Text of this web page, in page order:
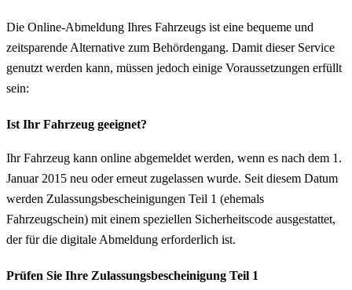
Die Online-Abmeldung Ihres Fahrzeugs ist eine bequeme und
zeitsparende Alternative zum Behördengang. Damit dieser Service
genutzt werden kann, müssen jedoch einige Voraussetzungen erfüllt
sein:
Ist Ihr Fahrzeug geeignet?
Ihr Fahrzeug kann online abgemeldet werden, wenn es nach dem 1.
Januar 2015 neu oder erneut zugelassen wurde. Seit diesem Datum
werden Zulassungsbescheinigungen Teil 1 (ehemals
Fahrzeugschein) mit einem speziellen Sicherheitscode ausgestattet,
der für die digitale Abmeldung erforderlich ist.
Prüfen Sie Ihre Zulassungsbescheinigung Teil 1